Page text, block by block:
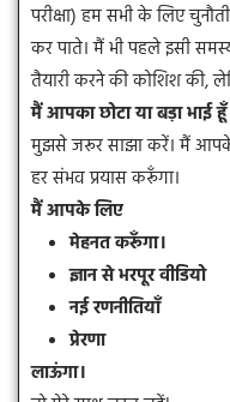
परीक्षा) हम सभी के लिए
कर पाते। मैं भी पहले इसी
तैयारी करने की कोशिश की,
मैं आपका छोटा या बड़ा भाई
मुझसे जरूर साझा करें। मैं
हर संभव प्रयास करूँगा।
मैं आपके लिए
मेहनत करूँगा।
ज्ञान से भरपूर वीडियो
नई रणनीतियाँ
प्रेरणा
लाऊंगा।